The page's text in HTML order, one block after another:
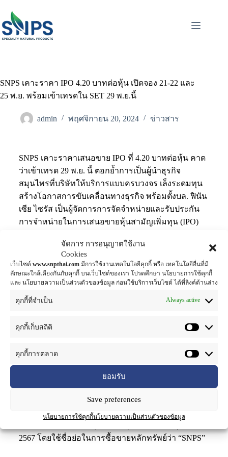
จัดการ การอนุญาตใช้งาน
Cookies
เว็บไซต์ www.snpthai.com มีการใช้งานเทคโนโลยีคุกกี้ หรือ เทคโนโลยีอื่นที่มี
ลักษณะใกล้เคียงกันกับคุกกี้ บนเว็บไซต์ของเรา โปรดศึกษา นโยบายการใช้คุกกี้
และ นโยบายความเป็นส่วนตัวของข้อมูล ก่อนใช้บริการเว็บไซต์ ได้ที่ลิงค์ด้านล่าง
คุกกี้ที่จำเป็น Always active
คุกกี้เก็บสถิติ
คุกกี้การตลาด
ยอมรับ
Save preferences
นโยบายการใช้คุกกี้นโยบายความเป็นส่วนตัวของข้อมูล
SNPS เคาะราคา IPO 4.20 บาทต่อหุ้น เปิดจอง 21-22 และ
25 พ.ย. พร้อมเข้าเทรดใน SET 29 พ.ย.นี้
admin พฤศจิกายน 20, 2024 ข่าวสาร
SNPS เคาะราคาเสนอขาย IPO ที่ 4.20 บาทต่อหุ้น คาด
ว่าเข้าเทรด 29 พ.ย. นี้ ตอกย้ำการเป็นผู้นำธุรกิจ
สมุนไพรที่บริษัทให้บริการแบบครบวงจร เล็งระดมทุน
สร้างโอกาสการขับเคลื่อนทางธุรกิจ พร้อมตั้งบล. ฟินัน
เซีย ไซรัส เป็นผู้จัดการการจัดจำหน่ายและรับประกัน
การจำหน่ายในการเสนอขายหุ้นสามัญเพิ่มทุน (IPO)
สมภพ กีระสุนทรพงษ์ กรรมการผู้อำนวยการ บริษัท
หลักทรัพย์ ฟินันเซีย ไซรัส จำกัด (มหาชน) ในฐานะที่
ปรึกษาทางการเงินและผู้จัดการการจัดจำหน่ายและรับ
ประกันการจำหน่ายหุ้นสามัญเพิ่มทุนของ บริษัท สเปเชี่
เผยว่า SNPS เตรียมเสนอขายหุ้นสามัญเพิ่มทุนต่อ
มูลค่าที่ตราไว้หุ้นละ 1 บาท คิดเป็นร้อยละ 25.93 ของ
ภายหลังการเสอขายหุ้นสามัญในครั้งนี้ ที่ราคา 4.20
บาทต่อหุ้น กำหนดวันจองซื้อหุ้นระหว่างวันที่ 21-22
และ 25 พฤศจิกายน 67 โดยคาดว่าจะเริ่มซื้อขายใน
ตลาดหลักทรัพย์แห่งประเทศไทย (SET) หมวดของใช้
2567 โดยใช้ชื่อย่อในการซื้อขายหลักทรัพย์ว่า “SNPS”